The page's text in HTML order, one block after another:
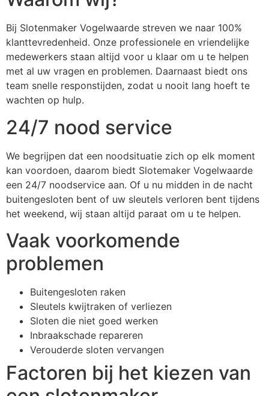
Bij Slotenmaker Vogelwaarde streven we naar 100%
klanttevredenheid. Onze professionele en vriendelijke
medewerkers staan altijd voor u klaar om u te helpen
met al uw vragen en problemen. Daarnaast biedt ons
team snelle responstijden, zodat u nooit lang hoeft te
wachten op hulp.
24/7 nood service
We begrijpen dat een noodsituatie zich op elk moment
kan voordoen, daarom biedt Slotemaker Vogelwaarde
een 24/7 noodservice aan. Of u nu midden in de nacht
buitengesloten bent of uw sleutels verloren bent tijdens
het weekend, wij staan altijd paraat om u te helpen.
Vaak voorkomende
problemen
Buitengesloten raken
Sleutels kwijtraken of verliezen
Sloten die niet goed werken
Inbraakschade repareren
Verouderde sloten vervangen
Factoren bij het kiezen van